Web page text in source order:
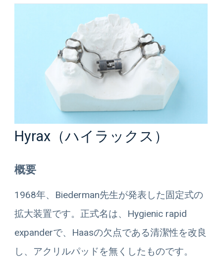
Hyrax（ハイラックス）
概要
1968年、Biederman先生が発表した固定式の
拡大装置です。正式名は、Hygienic rapid
expanderで、Haasの欠点である清潔性を改良
し、アクリルパッドを無くしたものです。